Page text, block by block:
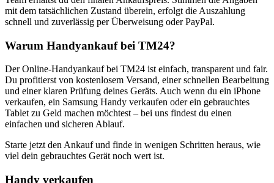
mit dem tatsächlichen Zustand überein, erfolgt die Auszahlung
schnell und zuverlässig per Überweisung oder PayPal.
Warum Handyankauf bei TM24?
Der Online-Handyankauf bei TM24 ist einfach, transparent und fair.
Du profitierst von kostenlosem Versand, einer schnellen Bearbeitung
und einer klaren Prüfung deines Geräts. Auch wenn du ein iPhone
verkaufen, ein Samsung Handy verkaufen oder ein gebrauchtes
Tablet zu Geld machen möchtest – bei uns findest du einen
einfachen und sicheren Ablauf.
Starte jetzt den Ankauf und finde in wenigen Schritten heraus, wie
viel dein gebrauchtes Gerät noch wert ist.
Handy verkaufen